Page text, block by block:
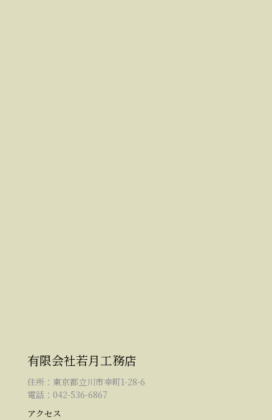
有限会社若月工務店
住所：東京都立川市幸町1-28-6
電話：042-536-6867
アクセス